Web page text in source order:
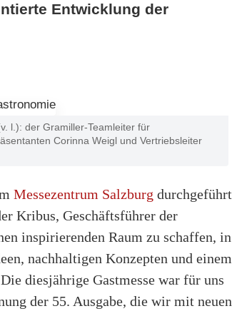
Entwicklung der
l.): der Gramiller-Teamleiter für
Corinna Weigl und Vertriebsleiter
Messezentrum Salzburg durchgeführt
Kribus, Geschäftsführer der
inspirierenden Raum zu schaffen, in
nachhaltigen Konzepten und einem
diesjährige Gastmesse war für uns
der 55. Ausgabe, die wir mit neuen